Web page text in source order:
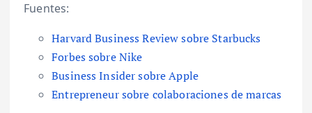
Fuentes:
Harvard Business Review sobre Starbucks
Forbes sobre Nike
Business Insider sobre Apple
Entrepreneur sobre colaboraciones de marcas